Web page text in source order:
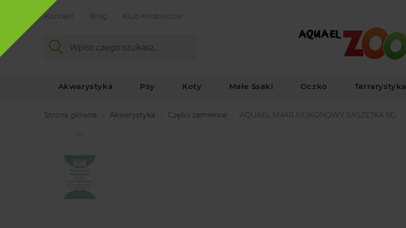
Kontakt Blog Klub Hodowców
Akwarystyka Psy Koty Małe Ssaki Oczko Terrarystyka
Strona główna Akwarystyka Części zamienne AQUAEL SMAR SILIKONOWY SASZETKA 5G.